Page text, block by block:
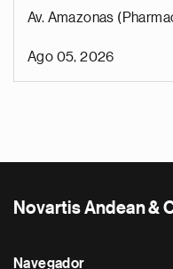
Av. Amazonas
Ago 05, 2026
Novartis Andean &
Navegador